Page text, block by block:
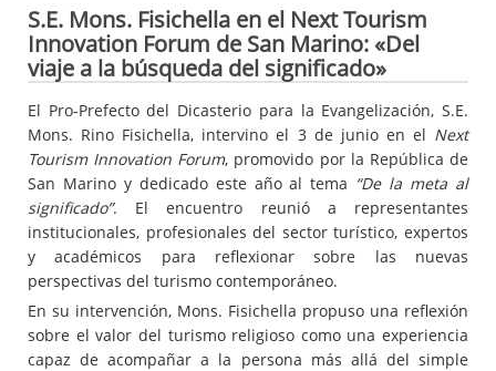
S.E. Mons. Fisichella en el Next Tourism
Innovation Forum de San Marino: «Del
viaje a la búsqueda del significado»
El Pro-Prefecto del Dicasterio para la Evangelización, S.E.
Mons. Rino Fisichella, intervino el 3 de junio en el Next
Tourism Innovation Forum, promovido por la República de
San Marino y dedicado este año al tema “De la meta al
significado”. El encuentro reunió a representantes
institucionales, profesionales del sector turístico, expertos
y académicos para reflexionar sobre las nuevas
perspectivas del turismo contemporáneo.
En su intervención, Mons. Fisichella propuso una reflexión
sobre el valor del turismo religioso como una experiencia
capaz de acompañar a la persona más allá del simple